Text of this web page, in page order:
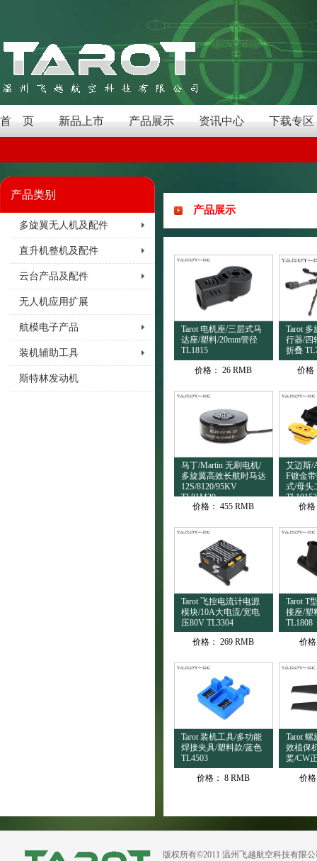
首 页 新品上市 产品展示 资讯中心 下载专区
产品类别
多旋翼无人机及配件
直升机整机及配件
云台产品及配件
无人机应用扩展
航模电子产品
装机辅助工具
斯特林发动机
产品展示
Tarot 电机座/三层式马
达座/塑料/20mm管径
TL1815
价格： 26 RMB
Tarot
行器/四
折叠
价格
马丁/Martin 无刷电机/
多旋翼高效长航时马达
12S/8120/95KV
TL81M20
价格： 455 RMB
艾迈斯/
F镀金
式/母头
TL10153
价
Tarot 飞控电流计电源
模块/10A大电流/宽电
压80V TL3304
价格： 269 RMB
Tarot T
接座/塑
TL1808
价
Tarot 装机工具/多功能
焊接夹具/塑料款/蓝色
TL4503
价格： 8 RMB
Tarot 螺
效植保
桨/CW
价
版权所有©2011 温州飞越航空科技有限